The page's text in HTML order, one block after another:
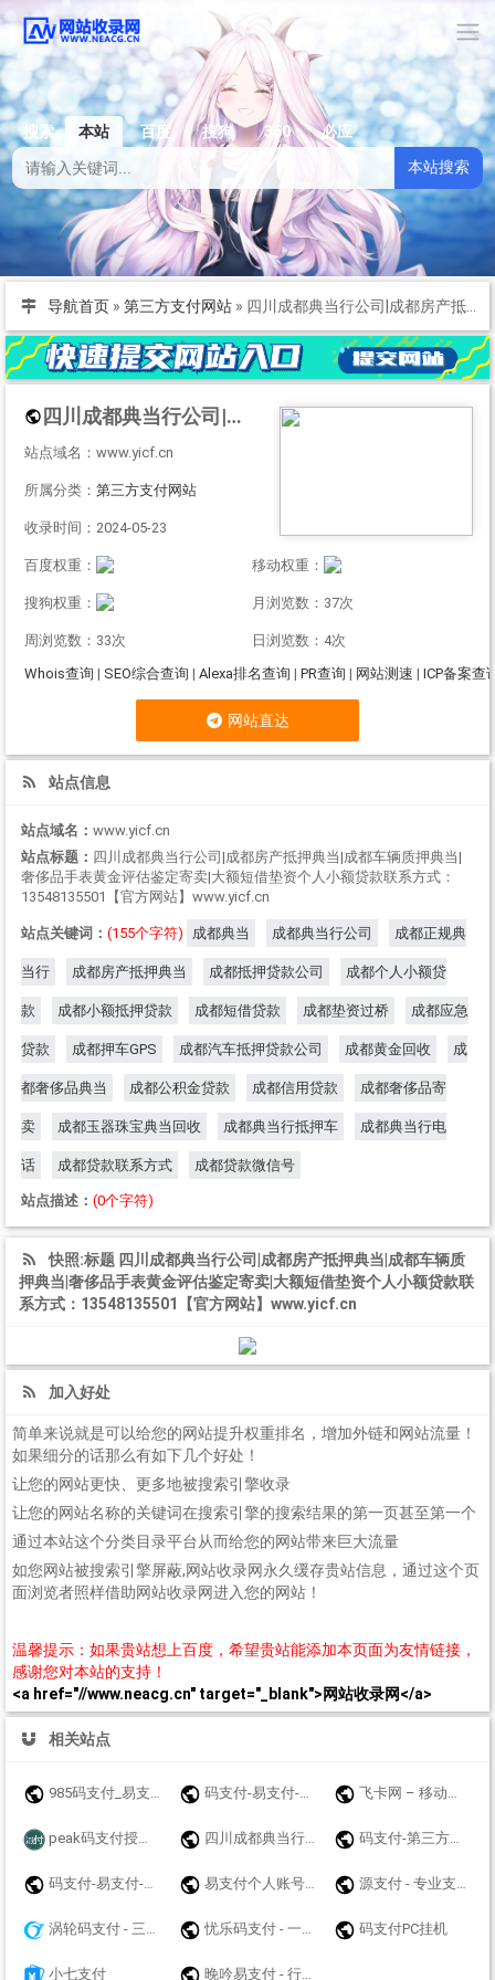
搜索 本站 百度 搜狗 360
必应
本站搜索
导航首页 » 第三方支付网站 »
四川成都典当行公司|成都房产抵押典当|成都车辆质押典当|奢侈品手表黄金评估鉴定寄卖|大额短借垫资个人小额贷款联系方式：13548135501【官方网站】www.yicf.cn
站点域名：www.yicf.cn
所属分类： 第三方支付网站
收录时间：2024-05-23
百度权重： 移动权重：
搜狗权重： 月浏览数：37次
周浏览数：33次
日浏览数：4次
Whois查询 | SEO综合查询 | Alexa排名查询 | PR查询 | 网站测速 | ICP备案查
网站直达
站点信息
站点域名： www.yicf.cn
站点标题： 四川成都典当行公司|成都房产抵押典当|成都车辆质押典当|
奢侈品手表黄金评估鉴定寄卖|大额短借垫资个人小额贷款联系方式：
13548135501【官方网站】www.yicf.cn
站点关键词： (155个字符) 成都典当 成都典当行公司 成都正规典
当行 成都房产抵押典当 成都抵押贷款公司 成都个人小额贷
款 成都小额抵押贷款 成都短借贷款 成都垫资过桥 成都应急
贷款 成都押车GPS 成都汽车抵押贷款公司 成都黄金回收 成
都奢侈品典当 成都公积金贷款 成都信用贷款 成都奢侈品寄
卖 成都玉器珠宝典当回收 成都典当行抵押车 成都典当行电
话 成都贷款联系方式 成都贷款微信号
站点描述： (0个字符)
快照:标题 四川成都典当行公司|成都房产抵押典当|成都车辆质
押典当|奢侈品手表黄金评估鉴定寄卖|大额短借垫资个人小额贷款联
系方式：13548135501【官方网站】www.yicf.cn
加入好处
简单来说就是可以给您的网站提升权重排名，增加外链和网站流量！
如果细分的话那么有如下几个好处！
让您的网站更快、更多地被搜索引擎收录
让您的网站名称的关键词在搜索引擎的搜索结果的第一页甚至第一个
通过本站这个分类目录平台从而给您的网站带来巨大流量
如您网站被搜索引擎屏蔽,网站收录网永久缓存贵站信息，通过这个页
面浏览者照样借助网站收录网进入您的网站！
温馨提示：如果贵站想上百度，希望贵站能添加本页面为友情链接，
感谢您对本站的支持！
<a href="//www.neacg.cn" target="_blank">网站收录网</a>
相关站点
985码支付_易支付_免挂码支付官网_即时到账聚合支付接口 码支付-易支付-源支付-聚合支付-我爱码支付 飞卡网 – 移动联通电信19元无限流量卡推荐_正规手机卡办理
peak码支付授权官网_一款优质的免挂码支付系统-peak码支付正版授权_一站式搭建_免签约免挂机免输入码支付 四川成都典当行公司|成都房产抵押典当|成都车辆质押典当|奢侈品手表黄金评估鉴定寄卖|大额短借垫资个人小额贷款联系方式：13548135501【官方网站】www.yicf.cn 码支付-第三方收款平台
码支付-易支付-源支付-聚合支付-爱码付-爱上扫码支付-码支付官网 易支付个人账号免签约支付api接口网站收款码实时通知工具码支付平台-猴支付 源支付 - 专业支付技术服务商 - 支付接口、三方支付接口、四方支付接口！
涡轮码支付 - 三网免挂稳定 忧乐码支付 - 一个专业的系统平台开发商,值得一试 码支付PC挂机
小七支付 晚吟易支付 - 行业领先的免签约支付平台